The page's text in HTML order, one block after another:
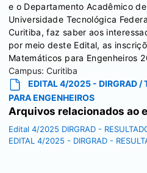
e o Departamento Acadêmico
Universidade Tecnológica
Curitiba, faz saber aos
por meio deste Edital, as
Matemáticos para Engenheiros
Campus: Curitiba
EDITAL 4/2025 - DIRGRAD /
PARA ENGENHEIROS
Arquivos relacionados ao
Edital 4/2025 DIRGRAD -
EDITAL 4/2025 - DIRGRAD -